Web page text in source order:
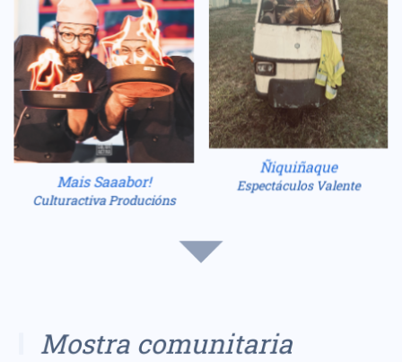
Mais Saaabor!
Culturactiva Producións
Ñiquiñaque
Espectáculos Valente
Mostra comunitaria